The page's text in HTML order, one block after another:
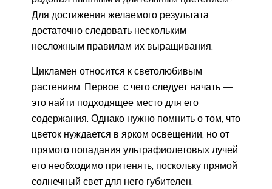
Для достижения желаемого результата
достаточно следовать нескольким
несложным правилам их выращивания.
Цикламен относится к светолюбивым
растениям. Первое, с чего следует начать —
это найти подходящее место для его
содержания. Однако нужно помнить о том, что
цветок нуждается в ярком освещении, но от
прямого попадания ультрафиолетовых лучей
его необходимо притенять, поскольку прямой
солнечный свет для него губителен.